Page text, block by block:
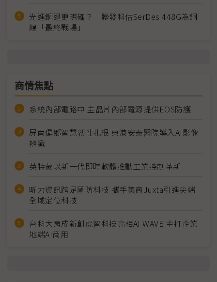
光進銅退更明確？ 聯發科估SerDes 448G為銅
線「最終戰場」
商情焦點
系統內部電路中 主晶片內部電源提供EOS防護
屏南偏鄉智慧韌性扎根 東港安泰醫院導入AI影像
辨識
英特蒙以新一代即時軟體推動工業控制革新
昕力資訊跨足國防科技 攜手美商Juxta引進尖端
全域定位科技
台科大育成新創虎智科技亮相AI WAVE 主打企業
地端AI商用